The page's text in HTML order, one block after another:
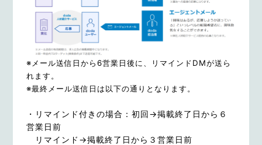
※メール送信日から6営業日後に、リマインドDMが送ら
れます。
※最終メール送信日は以下の通りとなります。
・リマインド付きの場合：初回→掲載終了日から６
営業日前
リマインド→掲載終了日から３営業日前